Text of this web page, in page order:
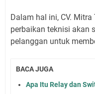
Dalam hal ini, CV.
perbaikan teknisi akan
pelanggan untuk
BACA JUGA
Apa Itu Relay dan